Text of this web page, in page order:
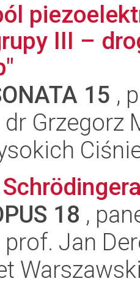
III –
15 ,
Grzegorz
18 ,
Jan